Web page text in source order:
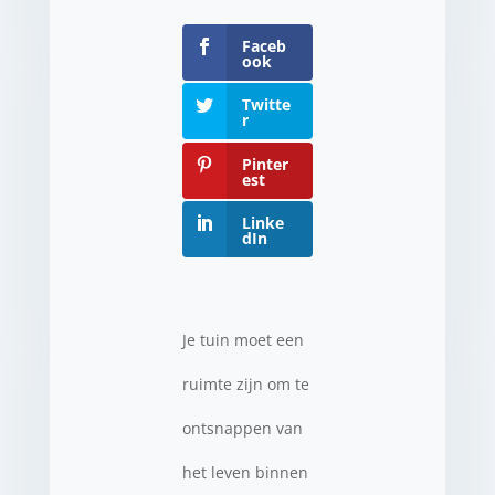
Faceb
ook
Twitte
r
Pinter
est
Linke
dIn
Je tuin moet een
ruimte zijn om te
ontsnappen van
het leven binnen